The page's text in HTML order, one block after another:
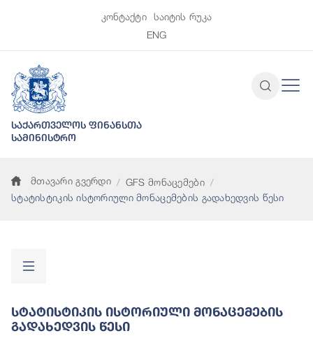
კონტაქტი
საიტის რუკა
ENG
საქართველოს ფინანსთა
სამინისტრო
მთავარი გვერდი
GFS მონაცემები
სტატისტიკის ისტორიული მონაცემების გადახედვის წესი
Სტატისტიკის Ისტორიული Მონაცემების
Გადახედვის Წესი